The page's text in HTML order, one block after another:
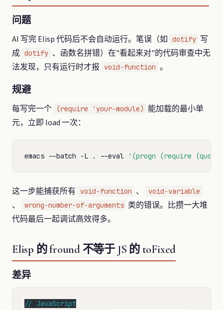
问题
AI 写完 Elisp 代码后不会自动运行。笔误（如 dotify 写
成 dotify 、函数名拼错）在"看起来对"的代码审查中无
法发现，只有运行时才报
void-function 。
规避
每写完一个 (require 'your-module)
能加载的最小单
元，立即 load 一次：
emacs --batch -L . --eval '(progn (require
这一步能捕获所有 void-function 、 void-variable
、 wrong-number-of-arguments 类的错误。比攒一大堆
代码最后一起调试高效得多。
Elisp 的 fround 不等于 JS 的 toFixed
差异
//